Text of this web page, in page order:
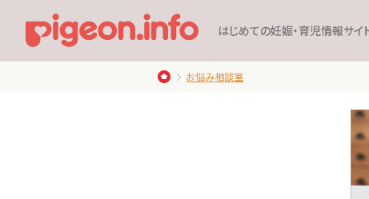
はじめての妊娠・育児情報サイ
お悩み相談室